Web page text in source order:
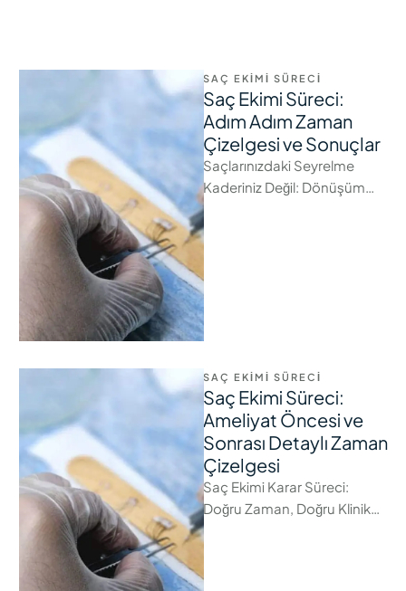
SAÇ EKIMI SÜRECI
Saç Ekimi Süreci:
Adım Adım Zaman
Çizelgesi ve Sonuçlar
Saçlarınızdaki Seyrelme
Kaderiniz Değil: Dönüşüm
Yolculuğuna İlk Adım Aynaya
her baktığınızda seyrekleşen
yüzleşmek, …
SAÇ EKIMI SÜRECI
Saç Ekimi Süreci:
Ameliyat Öncesi ve
Sonrası Detaylı Zaman
Çizelgesi
Saç Ekimi Karar Süreci:
Doğru Zaman, Doğru Klinik
ve Gerçekçi Beklentiler Saç
ölçüde artıran, …